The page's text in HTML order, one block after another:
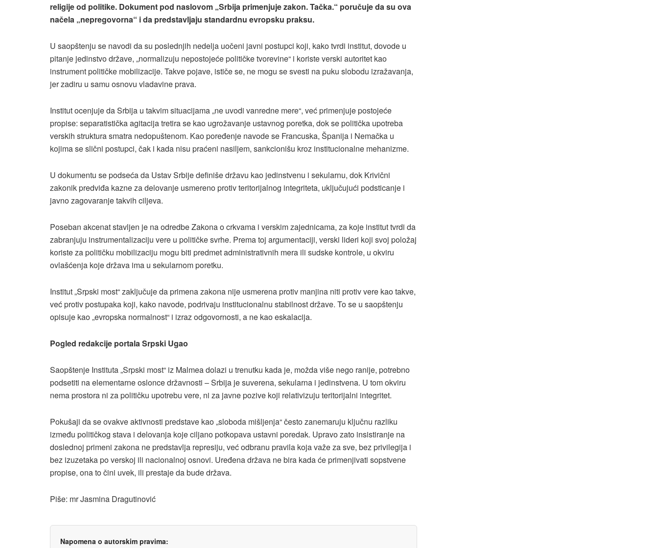
religije od politike. Dokument pod naslovom „Srbija primenjuje zakon. Tačka.“ poručuje da su ova
načela „nepregovorna“ i da predstavljaju standardnu evropsku praksu.
U saopštenju se navodi da su poslednjih nedelja uočeni javni postupci koji, kako tvrdi institut, dovode u
pitanje jedinstvo države, „normalizuju nepostojeće političke tvorevine“ i koriste verski autoritet kao
instrument političke mobilizacije. Takve pojave, ističe se, ne mogu se svesti na puku slobodu izražavanja,
jer zadiru u samu osnovu vladavine prava.
Institut ocenjuje da Srbija u takvim situacijama „ne uvodi vanredne mere“, već primenjuje postojeće
propise: separatistička agitacija tretira se kao ugrožavanje ustavnog poretka, dok se politička upotreba
verskih struktura smatra nedopuštenom. Kao poređenje navode se Francuska, Španija i Nemačka u
kojima se slični postupci, čak i kada nisu praćeni nasiljem, sankcionišu kroz institucionalne mehanizme.
U dokumentu se podseća da Ustav Srbije definiše državu kao jedinstvenu i sekularnu, dok Krivični
zakonik predviđa kazne za delovanje usmereno protiv teritorijalnog integriteta, uključujući podsticanje i
javno zagovaranje takvih ciljeva.
Poseban akcenat stavljen je na odredbe Zakona o crkvama i verskim zajednicama, za koje institut tvrdi da
zabranjuju instrumentalizaciju vere u političke svrhe. Prema toj argumentaciji, verski lideri koji svoj položaj
koriste za političku mobilizaciju mogu biti predmet administrativnih mera ili sudske kontrole, u okviru
ovlašćenja koje država ima u sekularnom poretku.
Institut „Srpski most“ zaključuje da primena zakona nije usmerena protiv manjina niti protiv vere kao takve,
već protiv postupaka koji, kako navode, podrivaju institucionalnu stabilnost države. To se u saopštenju
opisuje kao „evropska normalnost“ i izraz odgovornosti, a ne kao eskalacija.
Pogled redakcije portala Srpski Ugao
Saopštenje Instituta „Srpski most“ iz Malmea dolazi u trenutku kada je, možda više nego ranije, potrebno
podsetiti na elementarne oslonce državnosti – Srbija je suverena, sekularna i jedinstvena. U tom okviru
nema prostora ni za političku upotrebu vere, ni za javne pozive koji relativizuju teritorijalni integritet.
Pokušaji da se ovakve aktivnosti predstave kao „sloboda mišljenja“ često zanemaruju ključnu razliku
između političkog stava i delovanja koje ciljano potkopava ustavni poredak. Upravo zato insistiranje na
doslednoj primeni zakona ne predstavlja represiju, već odbranu pravila koja važe za sve, bez privilegija i
bez izuzetaka po verskoj ili nacionalnoj osnovi. Uređena država ne bira kada će primenjivati sopstvene
propise, ona to čini uvek, ili prestaje da bude država.
Piše: mr Jasmina Dragutinović
Napomena o autorskim pravima: